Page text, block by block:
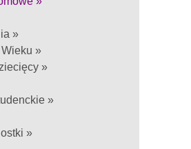
»
»
»
»
»